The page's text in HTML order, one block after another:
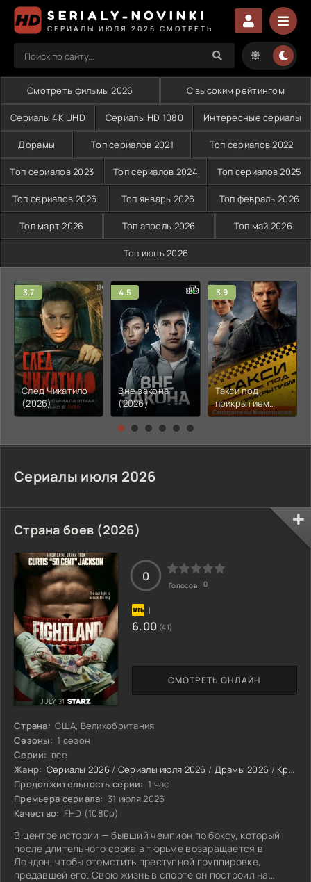
SERIALY-NOVINKI
СЕРИАЛЫ ИЮЛЯ 2026 СМОТРЕТЬ
Смотреть фильмы 2026 С высоким рейтингом
Сериалы 4K UHD Сериалы HD 1080 Интересные сериалы
Дорамы Топ сериалов 2021 Топ сериалов 2022
Топ сериалов 2023 Топ сериалов 2024 Топ сериалов 2025
Топ сериалов 2026 Топ январь 2026 Топ февраль 2026
Топ март 2026 Топ апрель 2026 Топ май 2026
Топ июнь 2026
3.7
След Чикатило
(2026)
4.5
Вне закона
(2026)
3.9
Такси под
прикрытием
(2026)
Сериалы июля 2026
Страна боев (2026)
Страна: США, Великобритания
Сезоны: 1 сезон
Серии: все
Жанр: Сериалы 2026 / Сериалы июля 2026 / Драмы 2026 / Криминальные сериалы 2026
Продолжительность серии: 1 час
Премьера сериала: 31 июля 2026
Качество: FHD (1080p)
В центре истории — бывший чемпион по боксу, который
после длительного срока в тюрьме возвращается в
Лондон, чтобы отомстить преступной группировке,
предавшей его. Свою жизнь в спорте он построил на
СМОТРЕТЬ ОНЛАЙН
0
Голосов: 0
6.00 (41)